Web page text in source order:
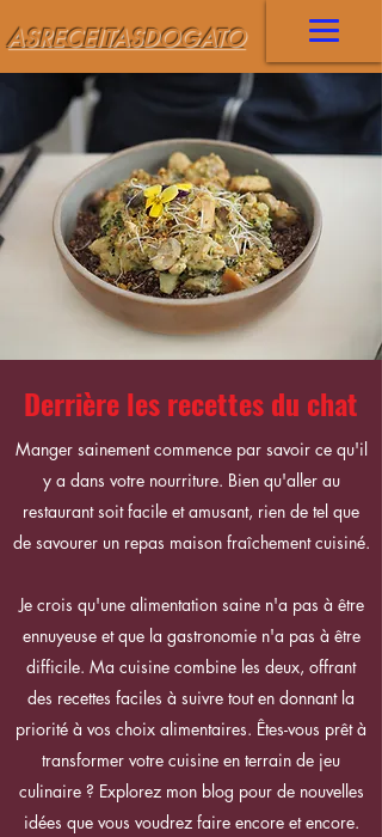
ASRECEITASDOGATO
Derrière les recettes du chat
Manger sainement commence par savoir ce qu'il
y a dans votre nourriture. Bien qu'aller au
restaurant soit facile et amusant, rien de tel que
de savourer un repas maison fraîchement cuisiné.
Je crois qu'une alimentation saine n'a pas à être
ennuyeuse et que la gastronomie n'a pas à être
difficile. Ma cuisine combine les deux, offrant
des recettes faciles à suivre tout en donnant la
priorité à vos choix alimentaires. Êtes-vous prêt à
transformer votre cuisine en terrain de jeu
culinaire ? Explorez mon blog pour de nouvelles
idées que vous voudrez faire encore et encore.